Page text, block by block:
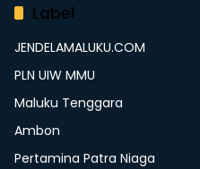
Label
JENDELAMALUKU.COM
PLN UIW MMU
Maluku Tenggara
Ambon
Pertamina Patra Niaga